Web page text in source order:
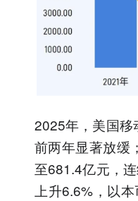
2025年，美国
前两年显著放缓
至681.4亿元，
上升6.6%，以